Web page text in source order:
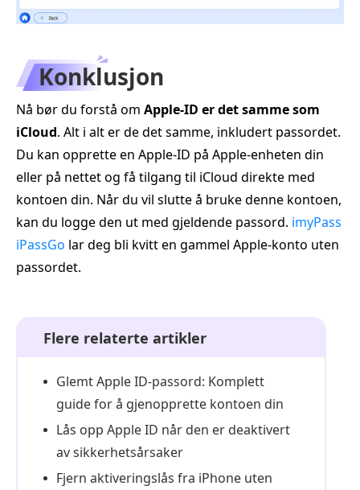
Konklusjon
Nå bør du forstå om Apple‑ID er det samme som
iCloud. Alt i alt er de det samme, inkludert passordet.
Du kan opprette en Apple‑ID på Apple-enheten din
eller på nettet og få tilgang til iCloud direkte med
kontoen din. Når du vil slutte å bruke denne kontoen,
kan du logge den ut med gjeldende passord. imyPass
iPassGo lar deg bli kvitt en gammel Apple-konto uten
passordet.
Flere relaterte artikler
Glemt Apple ID-passord: Komplett
guide for å gjenopprette kontoen din
Lås opp Apple ID når den er deaktivert
av sikkerhetsårsaker
Fjern aktiveringslås fra iPhone uten